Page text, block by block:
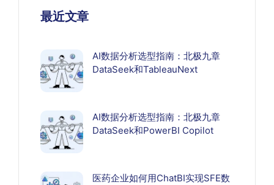
最近文章
AI数据分析选型指南：北极九章
DataSeek和TableauNext
AI数据分析选型指南：北极九章
DataSeek和PowerBI Copilot
医药企业如何用ChatBI实现SFE数